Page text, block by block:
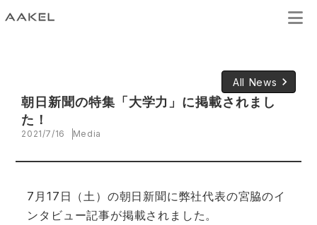
All News keyboard_arrow_right
朝日新聞の特集「大学力」に掲載されまし
た！
2021/7/16 Media
7月17日（土）の朝日新聞に弊社代表の宮脇のイ
ンタビュー記事が掲載されました。